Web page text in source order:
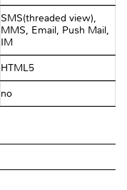
SMS(threaded view),
MMS, Email, Push Mail,
IM
HTML5
no